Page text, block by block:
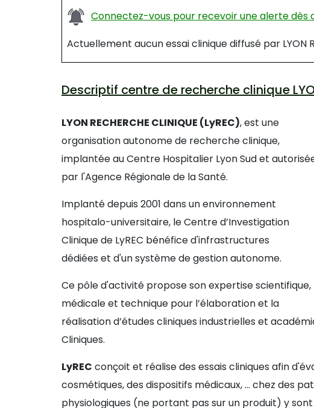
Connectez-vous pour recevoir une alerte dès
Actuellement aucun essai clinique diffusé par LYON
Descriptif centre de recherche clinique
LYON RECHERCHE CLINIQUE (LyREC), est une
organisation autonome de recherche clinique,
implantée au Centre Hospitalier Lyon Sud et
par l'Agence Régionale de la Santé.
Implanté depuis 2001 dans un environnement
hospitalo-universitaire, le Centre d’Investigation
Clinique de LyREC bénéfice d'infrastructures
dédiées et d'un système de gestion autonome.
Ce pôle d'activité propose son expertise scientifique,
médicale et technique pour l’élaboration et la
réalisation d’études cliniques industrielles et
Cliniques.
LyREC conçoit et réalise des essais cliniques afin
cosmétiques, des dispositifs médicaux, ... chez des
physiologiques (ne portant pas sur un produit) y